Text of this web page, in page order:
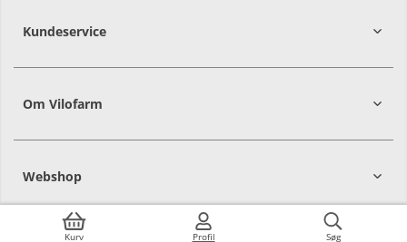
Kurv Profil Søg
Kundeservice
Om Vilofarm
Webshop